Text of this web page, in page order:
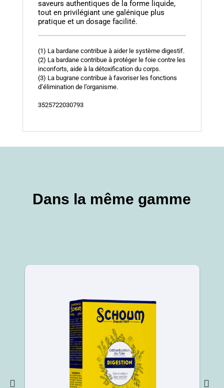
saveurs authentiques de la forme liquide,
tout en privilégiant une galénique plus
pratique et un dosage facilité.
(1) La bardane contribue à aider le système digestif.
(2) La bardane contribue à protéger le foie contre les
inconforts, aide à la détoxification du corps.
(3) La bugrane contribue à favoriser les fonctions
d’élimination de l’organisme.
3525722030793
Dans la même gamme